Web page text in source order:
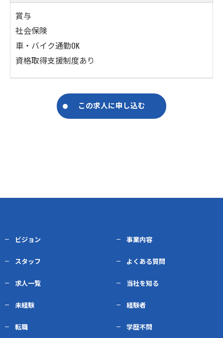
賞与
社会保険
車・バイク通勤OK
資格取得支援制度あり
この求人に申し込む
ビジョン 事業内容
スタッフ よくある質問
求人一覧 当社を知る
未経験 経験者
転職 学歴不問